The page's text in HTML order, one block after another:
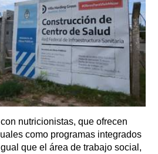
nutricionistas, que ofrecen
como programas integrados
que el área de trabajo social,